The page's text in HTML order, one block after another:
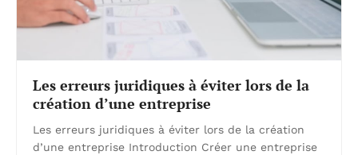
Les erreurs juridiques à éviter lors de la
création d’une entreprise
Les erreurs juridiques à éviter lors de la création
d’une entreprise Introduction Créer une entreprise